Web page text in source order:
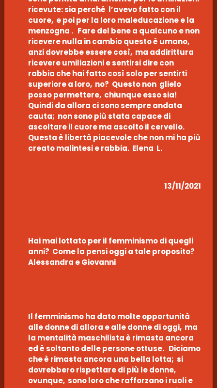
ricevute: sia perché l’avevo fatto con il
cuore, e poi per la loro maleducazione e la
menzogna . Fare del bene a qualcuno e non
ricevere nulla in cambio questo è umano,
anzi dovrebbe essere così, ma addirittura
ricevere umiliazioni e sentirsi dire con
rabbia che hai fatto così solo per sentirti
superiore a loro, no? Questo non glielo
posso permettere, chiunque esso sia!
Quindi da allora ci sono sempre andata
cauta; non sono più stata capace di
ascoltare il cuore ma ascolto il cervello.
Questa è libertà piacevole che non mi ha più
creato malintesi e rabbia. Elena L.
13/11/2021
Hai mai lottato per il femminismo di quegli
anni? Come la pensi oggi a tale proposito?
Alessandra e Giovanni
Il femminismo ha dato molte opportunità
alle donne di allora e alle donne di oggi, ma
la mentalità maschilista è rimasta ancora
ed è soltanto delle persone ottuse. Diciamo
che è rimasta ancora una bella lotta; si
dovrebbero rispettare di più le donne,
ovunque, sono loro che rafforzano i ruoli e